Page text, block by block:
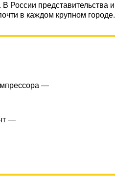
России представительства и
в каждом крупном городе.
—
—